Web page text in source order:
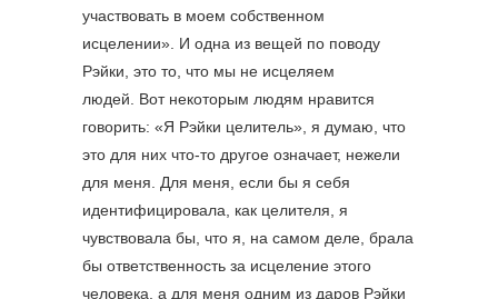
участвовать в моем собственном
исцелении». И одна из вещей по поводу
Рэйки, это то, что мы не исцеляем
людей. Вот некоторым людям нравится
говорить: «Я Рэйки целитель», я думаю, что
это для них что-то другое означает, нежели
для меня. Для меня, если бы я себя
идентифицировала, как целителя, я
чувствовала бы, что я, на самом деле, брала
бы ответственность за исцеление этого
человека, а для меня одним из даров Рэйки